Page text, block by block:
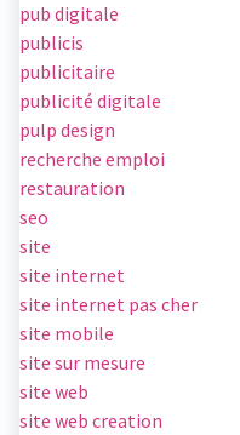
pub digitale
publicis
publicitaire
publicité digitale
pulp design
recherche emploi
restauration
seo
site
site internet
site internet pas cher
site mobile
site sur mesure
site web
site web creation